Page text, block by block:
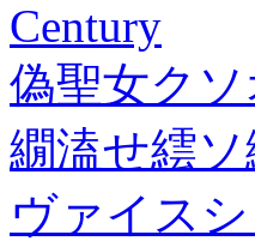
Century
偽聖女ク
繝溘せ繧
ヴァイス